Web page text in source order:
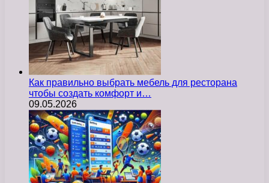
Как правильно выбрать мебель для ресторана
чтобы создать комфорт и…
09.05.2026